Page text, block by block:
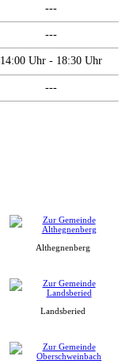
---
---
14:00 Uhr - 18:30 Uhr
---
Althegnenberg
Landsberied